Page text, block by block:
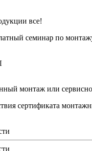
все!
семинар по
монтаж или
сертификата